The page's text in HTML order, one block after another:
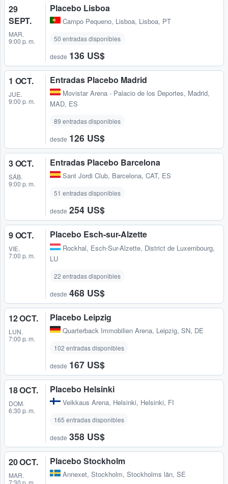
29
SEPT.
MAR.
9:00 p. m.
Placebo Lisboa
Campo Pequeno, Lisboa, Lisboa, PT
50 entradas disponibles
desde 136 US$
1 OCT.
JUE.
9:00 p. m.
Entradas Placebo Madrid
Movistar Arena - Palacio de los Deportes, Madrid,
MAD, ES
89 entradas disponibles
desde 126 US$
3 OCT.
SÁB.
9:00 p. m.
Entradas Placebo Barcelona
Sant Jordi Club, Barcelona, CAT, ES
51 entradas disponibles
desde 254 US$
9 OCT.
VIE.
7:00 p. m.
Placebo Esch-sur-Alzette
Rockhal, Esch-Sur-Alzette, District de Luxembourg,
LU
22 entradas disponibles
desde 468 US$
12 OCT.
LUN.
7:00 p. m.
Placebo Leipzig
Quarterback Immobilien Arena, Leipzig, SN, DE
102 entradas disponibles
desde 167 US$
18 OCT.
DOM.
6:30 p. m.
Placebo Helsinki
Veikkaus Arena, Helsinki, Helsinki, FI
165 entradas disponibles
desde 358 US$
20 OCT.
MAR.
7:30 p. m.
Placebo Stockholm
Annexet, Stockholm, Stockholms län, SE